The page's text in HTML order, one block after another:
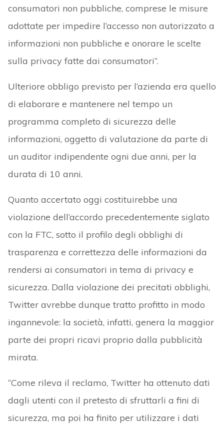
consumatori non pubbliche, comprese le misure
adottate per impedire l’accesso non autorizzato a
informazioni non pubbliche e onorare le scelte
sulla privacy fatte dai consumatori”.
Ulteriore obbligo previsto per l’azienda era quello
di elaborare e mantenere nel tempo un
programma completo di sicurezza delle
informazioni, oggetto di valutazione da parte di
un auditor indipendente ogni due anni, per la
durata di 10 anni.
Quanto accertato oggi costituirebbe una
violazione dell’accordo precedentemente siglato
con la FTC, sotto il profilo degli obblighi di
trasparenza e correttezza delle informazioni da
rendersi ai consumatori in tema di privacy e
sicurezza. Dalla violazione dei precitati obblighi,
Twitter avrebbe dunque tratto profitto in modo
ingannevole: la società, infatti, genera la maggior
parte dei propri ricavi proprio dalla pubblicità
mirata.
“Come rileva il reclamo, Twitter ha ottenuto dati
dagli utenti con il pretesto di sfruttarli a fini di
sicurezza, ma poi ha finito per utilizzare i dati